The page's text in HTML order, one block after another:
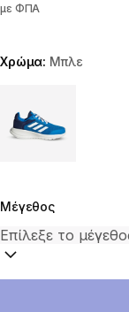
με ΦΠΑ
Χρώμα: Μπλε
Μέγεθος